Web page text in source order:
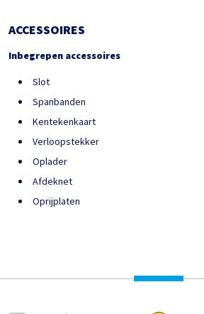
ACCESSOIRES
Inbegrepen accessoires
Slot
Spanbanden
Kentekenkaart
Verloopstekker
Oplader
Afdeknet
Oprijplaten